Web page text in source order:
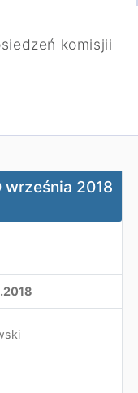
komisjii
2018 r.
września 2018